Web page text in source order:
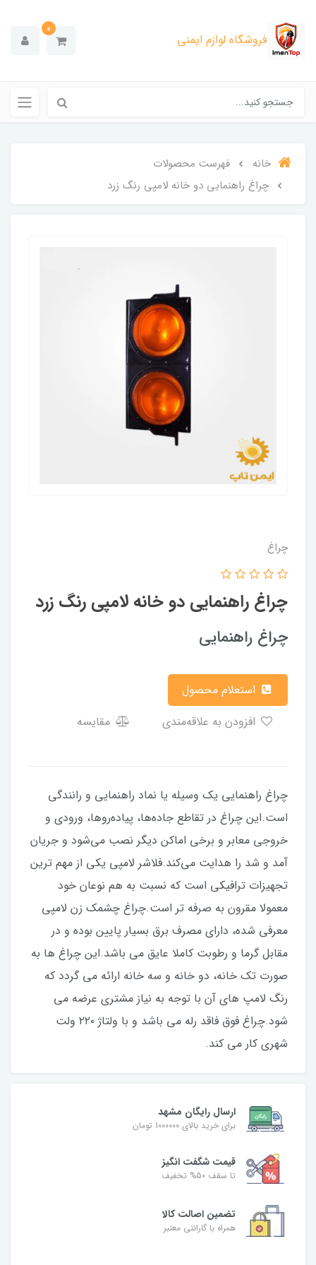
فروشگاه لوازم ایمنی
0
خانه
فهرست محصولات
چراغ راهنمایی دو خانه لامپی رنگ زرد
چراغ
چراغ راهنمایی دو خانه لامپی رنگ زرد
چراغ راهنمایی
مقایسه
چراغ راهنمایی یک وسیله یا نماد راهنمایی و رانندگی
است.این چراغ در تقاطع جاده‌ها، پیاده‌روها، ورودی و
خروجی معابر و برخی اماکن دیگر نصب می‌شود و جریان
آمد و شد را هدایت می‌کند.فلاشر لامپی یکی از مهم ترین
تجهیزات ترافیکی است که نسبت به هم نوعان خود
معمولا مقرون به صرفه تر است.چراغ چشمک زن لامپی
معرفی شده، دارای مصرف برق بسیار پایین بوده و در
مقابل گرما و رطوبت کاملا عایق می باشد.این چراغ ها به
صورت تک خانه، دو خانه و سه خانه ارائه می گردد که
رنگ لامپ های آن با توجه به نیاز مشتری عرضه می
شود.چراغ فوق فاقد رله می باشد و با ولتاژ ۲۲۰ ولت
شهری کار می کند.
ارسال رایگان مشهد
برای خرید بالای 1000000 تومان
قیمت شگفت‌ انگیز
تا سقف 50% تخفیف
تضمین اصالت کالا
همراه با گارانتی معتبر